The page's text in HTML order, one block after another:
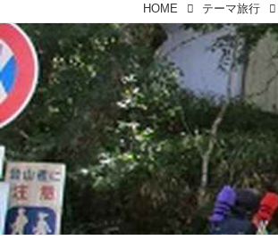
HOME テーマ旅行